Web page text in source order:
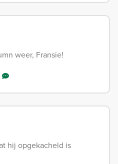
weer, Fransie!
hij opgekacheld is